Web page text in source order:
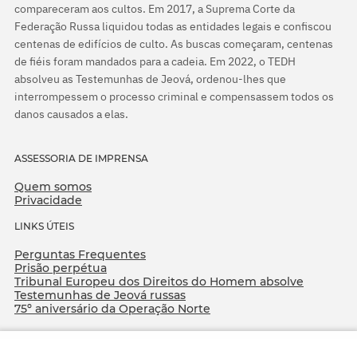
compareceram aos cultos. Em 2017, a Suprema Corte da
Federação Russa liquidou todas as entidades legais e confiscou
centenas de edifícios de culto. As buscas começaram, centenas
de fiéis foram mandados para a cadeia. Em 2022, o TEDH
absolveu as Testemunhas de Jeová, ordenou-lhes que
interrompessem o processo criminal e compensassem todos os
danos causados a elas.
ASSESSORIA DE IMPRENSA
Quem somos
Privacidade
LINKS ÚTEIS
Perguntas Frequentes
Prisão perpétua
Tribunal Europeu dos Direitos do Homem absolve
Testemunhas de Jeová russas
75º aniversário da Operação Norte